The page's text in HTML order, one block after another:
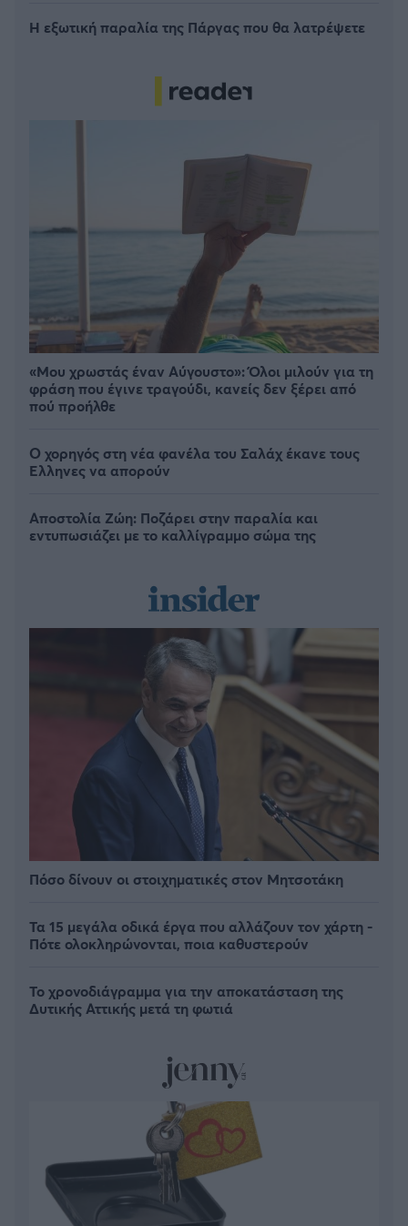
Η εξωτική παραλία της Πάργας που θα λατρέψετε
«Μου χρωστάς έναν Αύγουστο»: Όλοι μιλούν για τη
φράση που έγινε τραγούδι, κανείς δεν ξέρει από
πού προήλθε
Ο χορηγός στη νέα φανέλα του Σαλάχ έκανε τους
Έλληνες να απορούν
Αποστολία Ζώη: Ποζάρει στην παραλία και
εντυπωσιάζει με το καλλίγραμμο σώμα της
Πόσο δίνουν οι στοιχηματικές στον Μητσοτάκη
Τα 15 μεγάλα οδικά έργα που αλλάζουν τον χάρτη -
Πότε ολοκληρώνονται, ποια καθυστερούν
Το χρονοδιάγραμμα για την αποκατάσταση της
Δυτικής Αττικής μετά τη φωτιά